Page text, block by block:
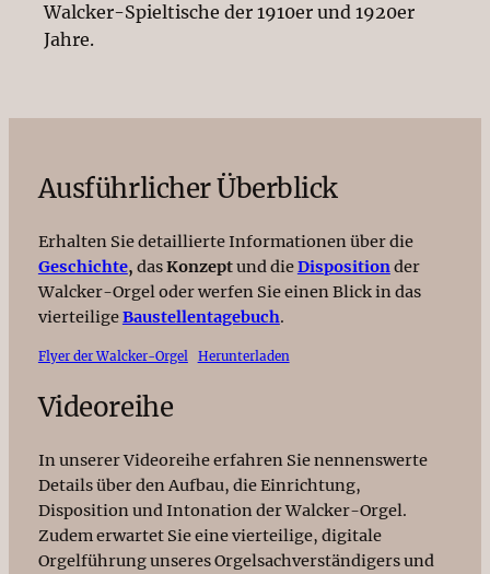
Walcker-Spieltische der 1910er und 1920er
Jahre.
Ausführlicher Überblick
Erhalten Sie detaillierte Informationen über die
Geschichte, dasKonzeptund dieDispositionder
Walcker-Orgel oder werfen Sie einen Blick in das
vierteiligeBaustellentagebuch.
Flyer der Walcker-Orgel Herunterladen
Videoreihe
In unserer Videoreihe erfahren Sie nennenswerte
Details über den Aufbau, die Einrichtung,
Disposition und Intonation der Walcker-Orgel.
Zudem erwartet Sie eine vierteilige, digitale
Orgelführung unseres Orgelsachverständigers und